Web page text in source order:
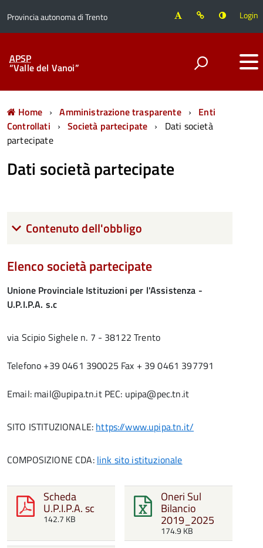
Provincia autonoma di Trento Login
APSP
“Valle del Vanoi”
Home Amministrazione trasparente
Enti
Controllati
Società partecipate
Dati società
partecipate
Dati società partecipate
Contenuto dell'obbligo
Elenco società partecipate
Unione Provinciale Istituzioni per l'Assistenza -
U.P.I.P.A. s.c
via Scipio Sighele n. 7 - 38122 Trento
Telefono +39 0461 390025 Fax + 39 0461 397791
Email: mail@upipa.tn.it PEC: upipa@pec.tn.it
SITO ISTITUZIONALE: https://www.upipa.tn.it/
COMPOSIZIONE CDA: link sito istituzionale
Scheda
U.P.I.P.A. sc
142.7 KB
Oneri Sul
Bilancio
2019_2025
174.9 KB